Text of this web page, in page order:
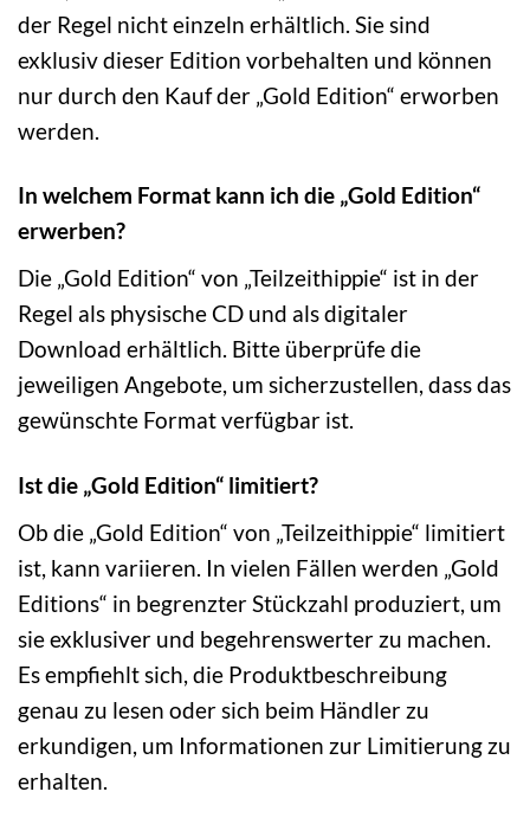
der Regel nicht einzeln erhältlich. Sie sind
exklusiv dieser Edition vorbehalten und können
nur durch den Kauf der „Gold Edition“ erworben
werden.
In welchem Format kann ich die „Gold Edition“
erwerben?
Die „Gold Edition“ von „Teilzeithippie“ ist in der
Regel als physische CD und als digitaler
Download erhältlich. Bitte überprüfe die
jeweiligen Angebote, um sicherzustellen, dass das
gewünschte Format verfügbar ist.
Ist die „Gold Edition“ limitiert?
Ob die „Gold Edition“ von „Teilzeithippie“ limitiert
ist, kann variieren. In vielen Fällen werden „Gold
Editions“ in begrenzter Stückzahl produziert, um
sie exklusiver und begehrenswerter zu machen.
Es empfiehlt sich, die Produktbeschreibung
genau zu lesen oder sich beim Händler zu
erkundigen, um Informationen zur Limitierung zu
erhalten.